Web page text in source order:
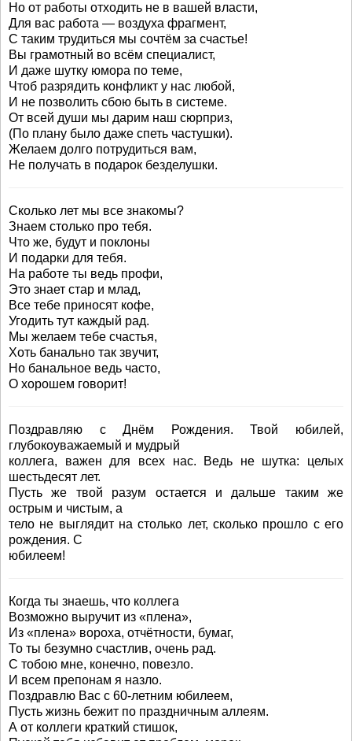
Но от работы отходить не в вашей власти,
Для вас работа — воздуха фрагмент,
С таким трудиться мы сочтём за счастье!
Вы грамотный во всём специалист,
И даже шутку юмора по теме,
Чтоб разрядить конфликт у нас любой,
И не позволить сбою быть в системе.
От всей души мы дарим наш сюрприз,
(По плану было даже спеть частушки).
Желаем долго потрудиться вам,
Не получать в подарок безделушки.
Сколько лет мы все знакомы?
Знаем столько про тебя.
Что же, будут и поклоны
И подарки для тебя.
На работе ты ведь профи,
Это знает стар и млад,
Все тебе приносят кофе,
Угодить тут каждый рад.
Мы желаем тебе счастья,
Хоть банально так звучит,
Но банальное ведь часто,
О хорошем говорит!
Поздравляю с Днём Рождения. Твой юбилей,
глубокоуважаемый и мудрый
коллега, важен для всех нас. Ведь не шутка: целых
шестьдесят лет.
Пусть же твой разум остается и дальше таким же
острым и чистым, а
тело не выглядит на столько лет, сколько прошло с его
рождения. С
юбилеем!
Когда ты знаешь, что коллега
Возможно выручит из «плена»,
Из «плена» вороха, отчётности, бумаг,
То ты безумно счастлив, очень рад.
С тобою мне, конечно, повезло.
И всем препонам я назло.
Поздравлю Вас с 60-летним юбилеем,
Пусть жизнь бежит по праздничным аллеям.
А от коллеги краткий стишок,